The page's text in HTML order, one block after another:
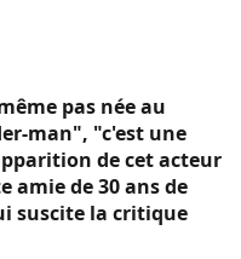
pas née au
man", "c'est une
de cet acteur
amie de 30 ans de
suscite la critique